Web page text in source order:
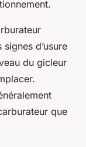
d’usure
du gicleur
que